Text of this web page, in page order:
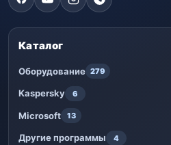
Каталог
Оборудование 279
Kaspersky 6
Microsoft 13
Другие программы 4